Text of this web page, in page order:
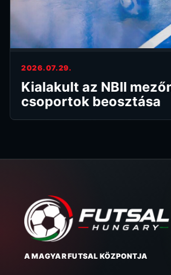
2026.07.29.
Kialakult az NBII
csoportok beosztása
A MAGYAR FUTSAL KÖZPONTJA